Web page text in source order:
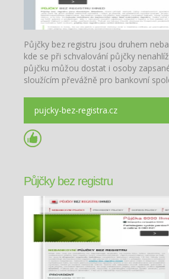
Půjčky bez registru jsou druhem
kde se při schvalování půjčky
půjčku můžou dostat i osoby
sloužícím převážně pro bankovní
pujcky-bez-registra.cz
Půjčky bez registru